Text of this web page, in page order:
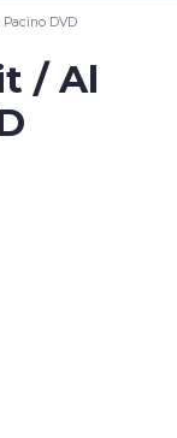
DVD
/ Al